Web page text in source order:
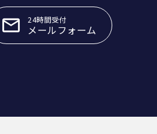
24時間受付
メールフォーム